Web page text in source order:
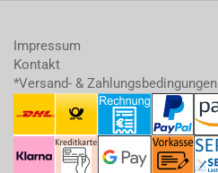
Impressum
Kontakt
*Versand- & Zahlungsbedingungen